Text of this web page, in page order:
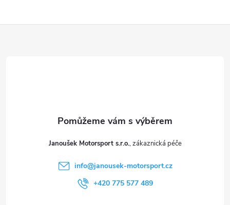
ý
Janoušek Motorsport s.r.o.
info@janousek-motorsport.cz
+420 775 577 489